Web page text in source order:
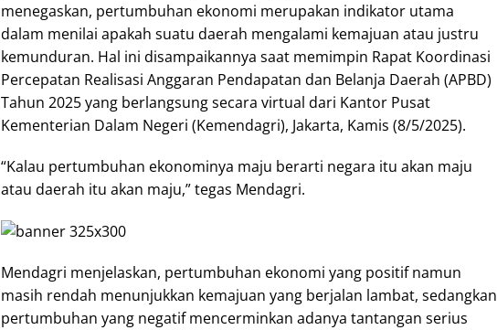
menegaskan, pertumbuhan ekonomi merupakan indikator utama
dalam menilai apakah suatu daerah mengalami kemajuan atau justru
kemunduran. Hal ini disampaikannya saat memimpin Rapat Koordinasi
Percepatan Realisasi Anggaran Pendapatan dan Belanja Daerah (APBD)
Tahun 2025 yang berlangsung secara virtual dari Kantor Pusat
Kementerian Dalam Negeri (Kemendagri), Jakarta, Kamis (8/5/2025).
“Kalau pertumbuhan ekonominya maju berarti negara itu akan maju
atau daerah itu akan maju,” tegas Mendagri.
Mendagri menjelaskan, pertumbuhan ekonomi yang positif namun
masih rendah menunjukkan kemajuan yang berjalan lambat, sedangkan
pertumbuhan yang negatif mencerminkan adanya tantangan serius